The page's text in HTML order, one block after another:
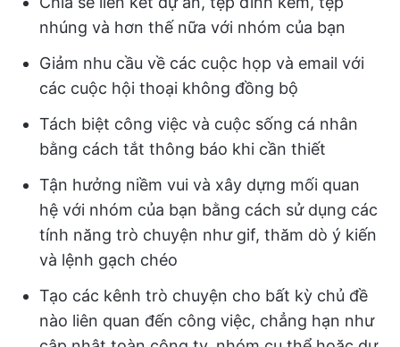
nhúng và hơn thế nữa với nhóm của bạn
Giảm nhu cầu về các cuộc họp và email với
các cuộc hội thoại không đồng bộ
Tách biệt công việc và cuộc sống cá nhân
bằng cách tắt thông báo khi cần thiết
Tận hưởng niềm vui và xây dựng mối quan
hệ với nhóm của bạn bằng cách sử dụng các
tính năng trò chuyện như gif, thăm dò ý kiến
và lệnh gạch chéo
Tạo các kênh trò chuyện cho bất kỳ chủ đề
nào liên quan đến công việc, chẳng hạn như